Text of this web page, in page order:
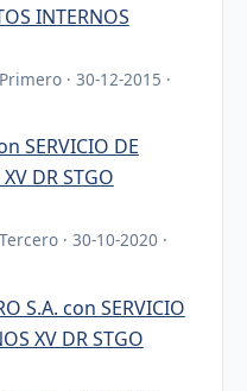
INTERNOS
· 30-12-2015 ·
SERVICIO DE
DR STGO
· 30-10-2020 ·
S.A. con SERVICIO
XV DR STGO